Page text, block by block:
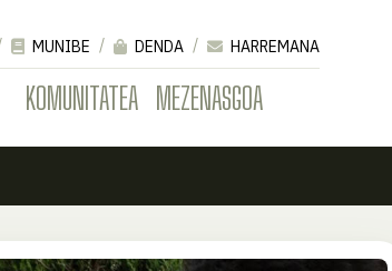
KOMUNITATEA MEZENASGOA
MUNIBE DENDA
HARREMANA